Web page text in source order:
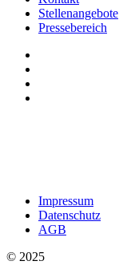
Stellenangebote
Pressebereich
Impressum
Datenschutz
AGB
© 2025